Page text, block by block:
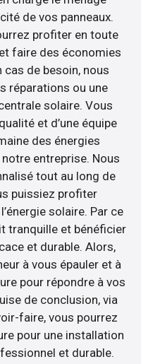
de vos panneaux.
profiter en toute
faire des économies
cas de besoin, nous
réparations ou une
solaire. Vous
et d’une équipe
des énergies
entreprise. Nous
tout au long de
puissiez profiter
solaire. Par ce
tranquille et bénéficier
et durable. Alors,
à vous épauler et à
pour répondre à vos
de conclusion, via
faire, vous pourrez
pour une installation
et durable.